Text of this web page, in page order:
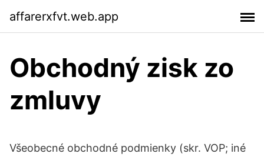
affarerxfvt.web.app
Obchodný zisk zo
zmluvy
Všeobecné obchodné podmienky (skr. VOP; iné